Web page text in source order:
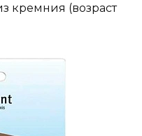
кремния (возраст